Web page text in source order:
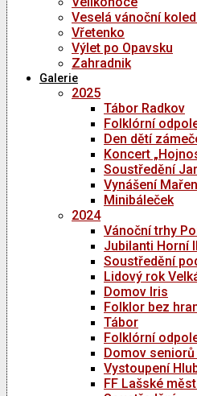
Veselá vánoční
Vřetenko
Výlet po Opavsku
Zahradnik
Galerie
2025
Tábor Radkov
Folklórní
Den dětí
Koncert
Soustředění
Vynášení
Minibáleček
2024
Vánoční trhy
Jubilanti Horní
Soustředění
Lidový rok
Domov Iris
Folklor bez
Tábor
Folklórní
Domov seniorů
Vystoupení
FF Lašské